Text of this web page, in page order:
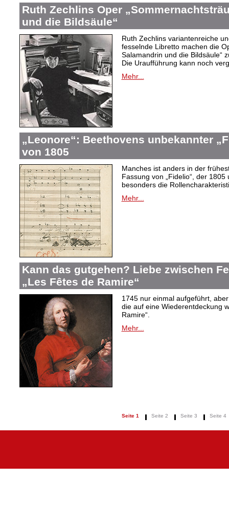
Ruth Zechlins Oper
und die Bildsäule“
Ruth Zechlins variantenreiche
fesselnde Libretto machen die
Salamandrin und die Bildsäule“
Die Uraufführung kann noch
Mehr...
„Leonore“: Beethovens unbekannter
von 1805
Manches ist anders in der
Fassung von „Fidelio“, der 1805
besonders die
Mehr...
Kann das gutgehen? Liebe zwischen
„Les Fêtes de Ramire“
1745 nur einmal aufgeführt,
die auf eine Wiederentdeckung
Ramire“.
Mehr...
Seite 1 Seite 2 Seite 3 Seite 4